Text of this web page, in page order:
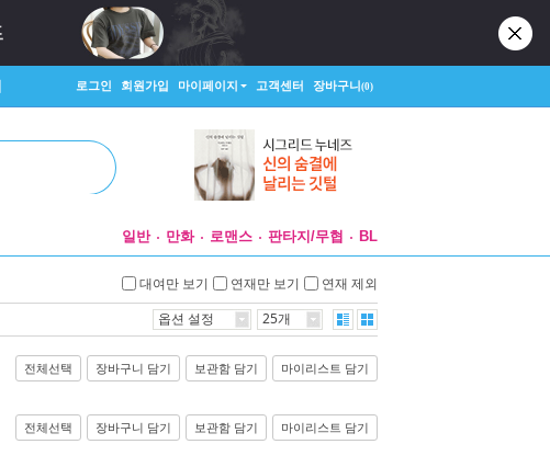
로그인 회원가입 마이페이지 고객센터 장바구니(0)
일반 만화 로맨스 판타지/무협 BL
대여만 보기 연재만 보기 연재 제외
옵션 설정 25개
전체선택 장바구니 담기 보관함 담기 마이리스트 담기
전체선택 장바구니 담기 보관함 담기 마이리스트 담기